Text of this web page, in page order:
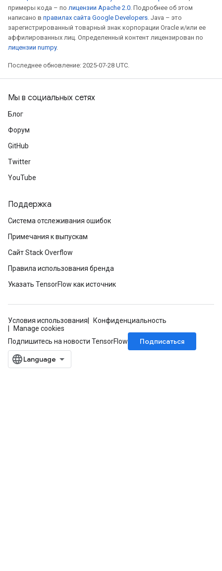
примеры кода – по лицензии Apache 2.0. Подробнее об этом
написано в правилах сайта Google Developers. Java – это
зарегистрированный товарный знак корпорации Oracle и/или ее
аффилированных лиц. Определенный контент лицензирован по
лицензии numpy.
Последнее обновление: 2025-07-28 UTC.
Мы в социальных сетях
Блог
Форум
GitHub
Twitter
YouTube
Поддержка
Система отслеживания ошибок
Примечания к выпускам
Сайт Stack Overflow
Правила использования бренда
Указать TensorFlow как источник
Условия использования
Конфиденциальность
Manage cookies
Подпишитесь на новости TensorFlow
Подписаться